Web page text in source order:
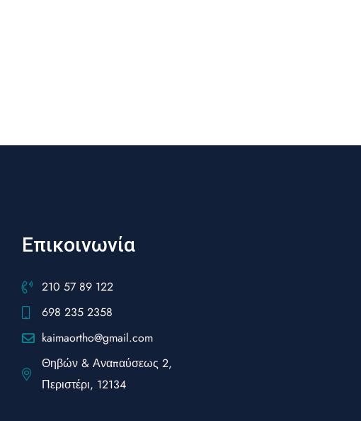
Επικοινωνία
210 57 89 122
698 235 2358
kaimaortho@gmail.com
Θηβών & Αναπαύσεως 2,
Περιστέρι, 12134